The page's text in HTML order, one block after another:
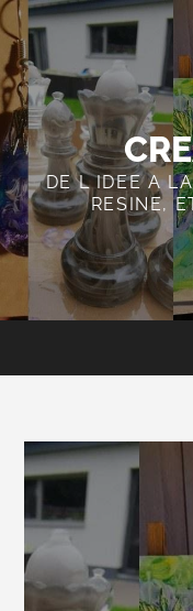
Skip
to
content
DE L IDEE A
RESINE,